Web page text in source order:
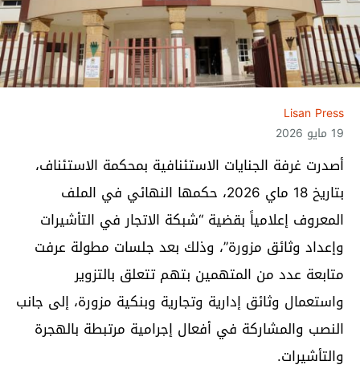
Lisan Press
19 مايو 2026
أصدرت غرفة الجنايات الاستئنافية بمحكمة الاستئناف،
بتاريخ 18 ماي 2026، حكمها النهائي في الملف
المعروف إعلامياً بقضية “شبكة الاتجار في التأشيرات
وإعداد وثائق مزورة”، وذلك بعد جلسات مطولة عرفت
متابعة عدد من المتهمين بتهم تتعلق بالتزوير
واستعمال وثائق إدارية وتجارية وبنكية مزورة، إلى جانب
النصب والمشاركة في أفعال إجرامية مرتبطة بالهجرة
والتأشيرات.